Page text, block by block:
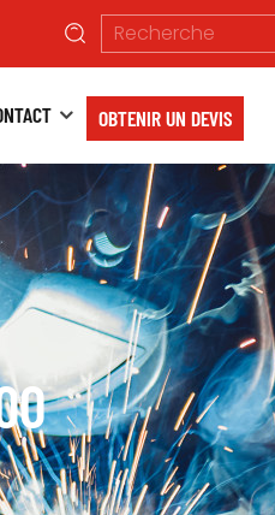
OBTENIR UN DEVIS